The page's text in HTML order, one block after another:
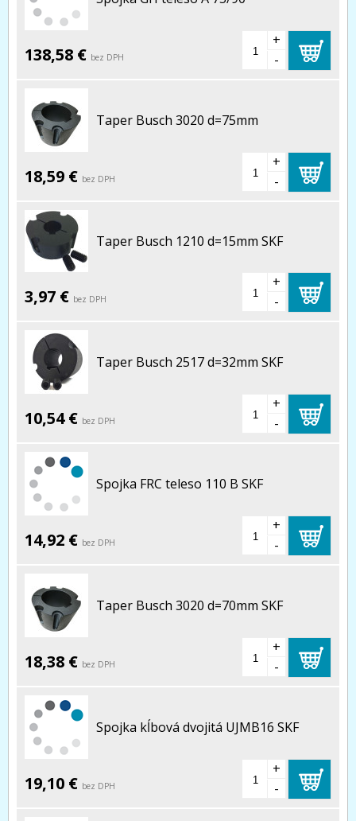
138,58 € bez DPH
+
-
Taper Busch 3020 d=75mm
18,59 € bez DPH
+
-
Taper Busch 1210 d=15mm SKF
3,97 € bez DPH
+
-
Taper Busch 2517 d=32mm SKF
10,54 € bez DPH
+
-
Spojka FRC teleso 110 B SKF
14,92 € bez DPH
+
-
Taper Busch 3020 d=70mm SKF
18,38 € bez DPH
+
-
Spojka kĺbová dvojitá UJMB16 SKF
19,10 € bez DPH
+
-